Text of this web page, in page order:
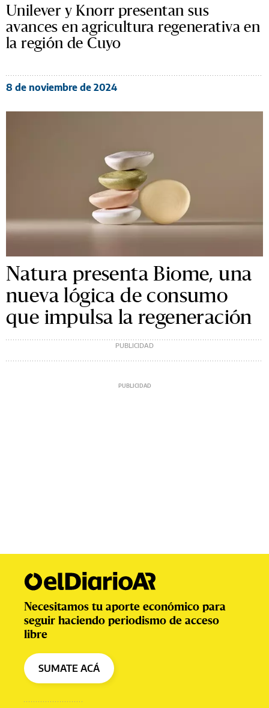
Unilever y Knorr presentan sus
avances en agricultura regenerativa en
la región de Cuyo
8 de noviembre de 2024
Natura presenta Biome, una
nueva lógica de consumo
que impulsa la regeneración
Necesitamos tu aporte económico para
seguir haciendo periodismo de acceso
libre
SUMATE ACÁ